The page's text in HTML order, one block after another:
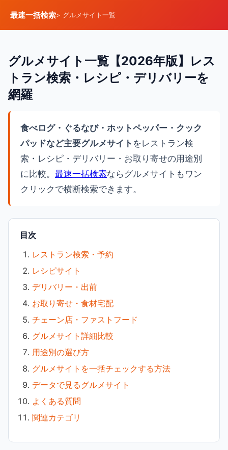
最速一括検索> グルメサイト一覧
グルメサイト一覧【2026年版】レス
トラン検索・レシピ・デリバリーを
網羅
食べログ・ぐるなび・ホットペッパー・クック
パッドなど主要グルメサイト をレストラン検
索・レシピ・デリバリー・お取り寄せの用途別
に比較。 最速一括検索ならグルメサイトもワン
クリックで横断検索できます。
目次
レストラン検索・予約
レシピサイト
デリバリー・出前
お取り寄せ・食材宅配
チェーン店・ファストフード
グルメサイト詳細比較
用途別の選び方
グルメサイトを一括チェックする方法
データで見るグルメサイト
よくある質問
関連カテゴリ